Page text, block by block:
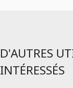
D'AUTRES
INTÉRESSÉS